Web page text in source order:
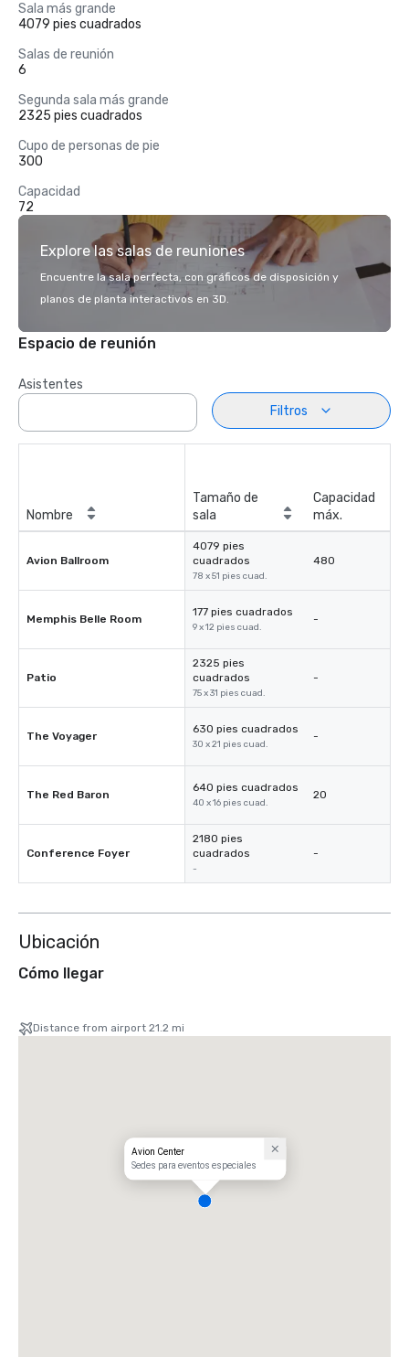
Sala más grande
4079 pies cuadrados
Salas de reunión
6
Segunda sala más grande
2325 pies cuadrados
Cupo de personas de pie
300
Capacidad
72
Explore las salas de reuniones
Encuentre la sala perfecta, con gráficos de disposición y
planos de planta interactivos en 3D.
Espacio de reunión
Asistentes
Filtros
Nombre
Tamaño de
sala
Capacidad
máx.
Avion Ballroom
4079 pies
cuadrados
78 x 51 pies cuad.
480
Memphis Belle Room
177 pies cuadrados
9 x 12 pies cuad.
-
Patio
2325 pies
cuadrados
75 x 31 pies cuad.
-
The Voyager
630 pies cuadrados
30 x 21 pies cuad.
-
The Red Baron
640 pies cuadrados
40 x 16 pies cuad.
20
Conference Foyer
2180 pies
cuadrados
-
-
Ubicación
Cómo llegar
Distance from airport 21.2 mi
Avion Center
Sedes para eventos especiales